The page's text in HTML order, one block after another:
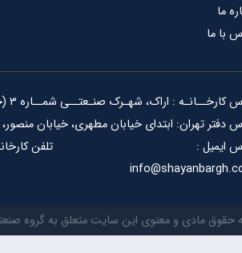
ما
با ما
: اراک، شهـرک صنـعتــی شمــاره ۳ (خیـرآبـاد)، خیابان مبتـکران، گروه صنعتی شایـان بـرق
دفتر تهران: ابتدای خیابان مطهری، خیابان منصور، پلاک ۵،
ایمیل :
تلفن کارخانه (۲۴ خط): ۳۳۵۵۳۲۴۸-۰۸۶ دفتر تهران
حقوق مادی و معنوی این سایت متعلق به گروه